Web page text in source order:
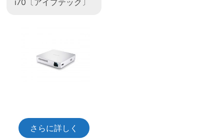
i70〔アイプテック〕
さらに詳しく